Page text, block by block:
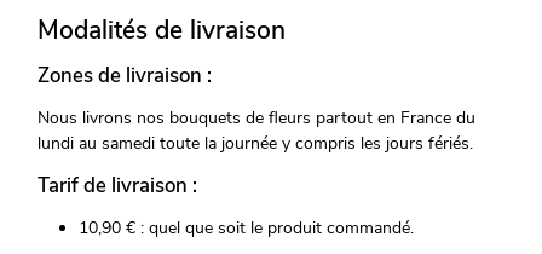
Modalités de livraison
Zones de livraison :
Nous livrons nos bouquets de fleurs partout en France du
lundi au samedi toute la journée y compris les jours fériés.
Tarif de livraison :
10,90 € : quel que soit le produit commandé.